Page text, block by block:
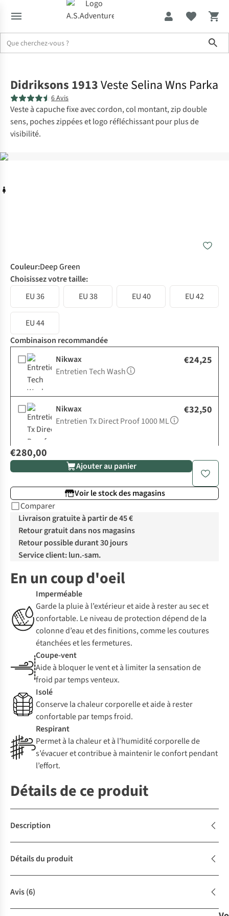
Didriksons 1913Veste Selina Wns Parka
6 Avis
Veste à capuche fixe avec cordon, col montant, zip double
sens, poches zippées et logo réfléchissant pour plus de
visibilité.
Couleur:Deep Green
Choisissez votre taille:
EU 36
EU 38 EU 40 EU 42
EU 44
Combinaison recommandée
Nikwax
Entretien Tech Wash
€24,25
Nikwax
Entretien Tx Direct Proof 1000 ML
€32,50
€280,00
Ajouter au panier
Voir le stock des magasins
Comparer
Livraison gratuite à partir de 45 €
Retour gratuit dans nos magasins
Retour possible durant 30 jours
Service client: lun.-sam.
En un coup d'oeil
Imperméable
Garde la pluie à l’extérieur et aide à rester au sec et
confortable. Le niveau de protection dépend de la
colonne d’eau et des finitions, comme les coutures
étanchées et les fermetures.
Coupe-vent
Aide à bloquer le vent et à limiter la sensation de
froid par temps venteux.
Isolé
Conserve la chaleur corporelle et aide à rester
confortable par temps froid.
Respirant
Permet à la chaleur et à l’humidité corporelle de
s’évacuer et contribue à maintenir le confort pendant
l’effort.
Détails de ce produit
Description
Détails du produit
Avis(6)